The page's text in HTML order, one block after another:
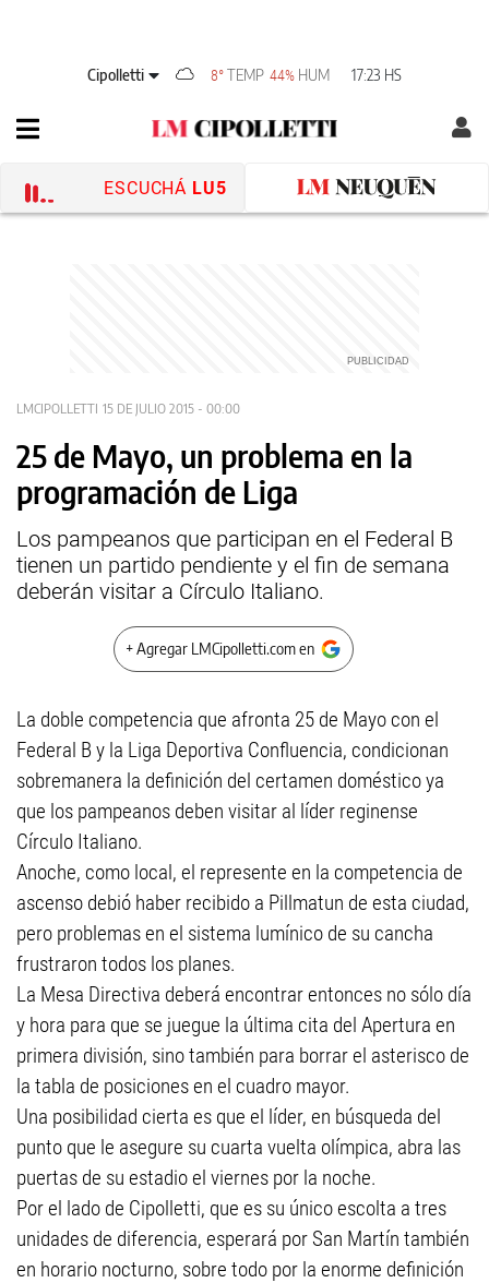
Cipolletti 8° TEMP 44% HUM 17:23 HS
ESCUCHÁ LU5
LMCIPOLLETTI 15 DE JULIO 2015 - 00:00
25 de Mayo, un problema en la
programación de Liga
Los pampeanos que participan en el Federal B
tienen un partido pendiente y el fin de semana
deberán visitar a Círculo Italiano.
+ Agregar LMCipolletti.com en
La doble competencia que afronta 25 de Mayo con el
Federal B y la Liga Deportiva Confluencia, condicionan
sobremanera la definición del certamen doméstico ya
que los pampeanos deben visitar al líder reginense
Círculo Italiano.
Anoche, como local, el represente en la competencia de
ascenso debió haber recibido a Pillmatun de esta ciudad,
pero problemas en el sistema lumínico de su cancha
frustraron todos los planes.
La Mesa Directiva deberá encontrar entonces no sólo día
y hora para que se juegue la última cita del Apertura en
primera división, sino también para borrar el asterisco de
la tabla de posiciones en el cuadro mayor.
Una posibilidad cierta es que el líder, en búsqueda del
punto que le asegure su cuarta vuelta olímpica, abra las
puertas de su estadio el viernes por la noche.
Por el lado de Cipolletti, que es su único escolta a tres
unidades de diferencia, esperará por San Martín también
en horario nocturno, sobre todo por la enorme definición